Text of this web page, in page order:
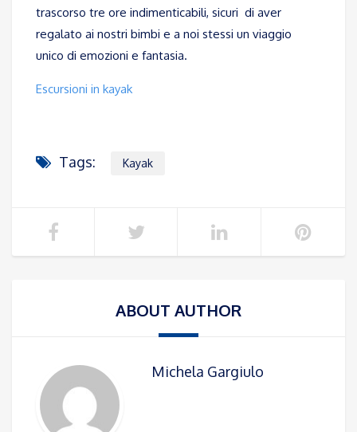
trascorso tre ore indimenticabili, sicuri di aver
regalato ai nostri bimbi e a noi stessi un viaggio
unico di emozioni e fantasia.
Escursioni in kayak
Tags: Kayak
ABOUT AUTHOR
Michela Gargiulo